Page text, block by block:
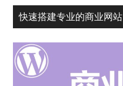
邮
箱快速搭建专业的商业网站